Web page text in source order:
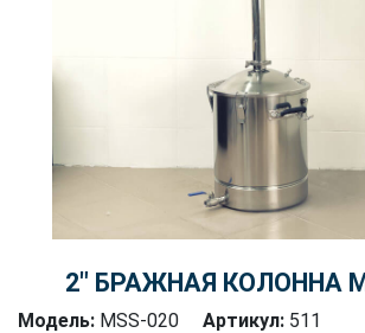
2″ БРАЖНАЯ КОЛОННА
Модель: MSS-020 Артикул: 511